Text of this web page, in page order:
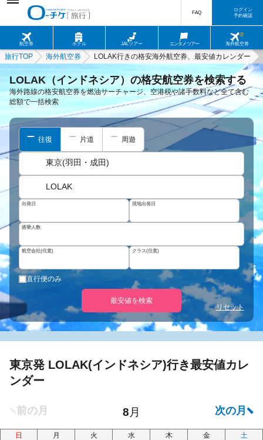
航空券 ホテル JALツアー エンタメツアー 海外航空券
FAQ
ログイン
予約確認
旅行TOP 海外航空券 LOLAK行きの格安海外航空券、最安値カレンダー
LOLAK（インドネシア）の格安航空券を検索する
海外路線の格安航空券を燃油サーチャージ、空港税や諸手数料など全て含む
総額で一括検索
往復 片道 周遊
東京(羽田・成田)
LOLAK
出発日 現地出発日
搭乗人数
航空会社(任意) クラス(任意)
直行便のみ
最安値を検索
リセット
東京発 LOLAK(インドネシア)行き最安値カレ
ンダー
日 月 火 水 木 金 土